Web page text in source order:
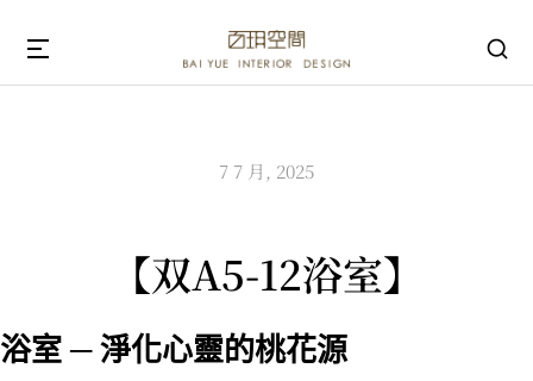
7 7 月, 2025
【双A5-12浴室】
浴室 ─ 淨化心靈的桃花源